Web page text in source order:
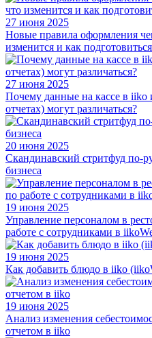
27 июня 2025
Новые правила оформления
изменится и как подготовиться
27 июня 2025
Почему данные на кассе в iiko
отчетах) могут различаться?
20 июня 2025
Скандинавский стритфуд по-
бизнеса
19 июня 2025
Управление персоналом в
работе с сотрудниками в
19 июня 2025
Как добавить блюдо в iiko
19 июня 2025
Анализ изменения
отчетом в iiko